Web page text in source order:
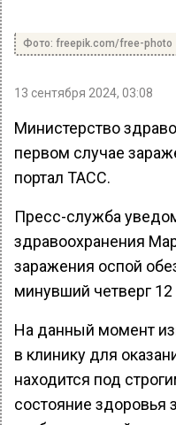
Фото: freepik.com/free-photo
13 сентября 2024, 03:08
Министерство
первом случае
портал ТАСС.
Пресс-служба
здравоохранения
заражения оспой
минувший четверг 12
На данный момент
в клинику для
находится под
состояние здоровья